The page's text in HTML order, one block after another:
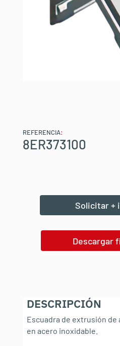
REFERENCIA:
8ER373100
Solicitar +
Descargar
DESCRIPCIÓN
Escuadra de extrusión
en acero inoxidable.